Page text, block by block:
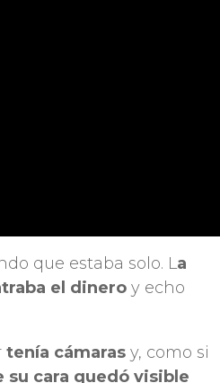
que estaba solo. La
el dinero y echo
tenía cámaras y, como si
su cara quedó visible